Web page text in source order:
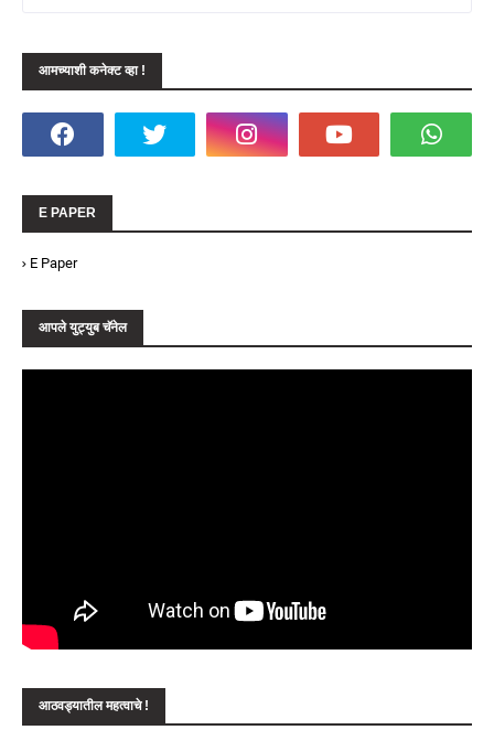
आमच्याशी कनेक्ट व्हा !
E PAPER
E Paper
आपले युट्युब चॅनेल
आठवड्यातील महत्वाचे !